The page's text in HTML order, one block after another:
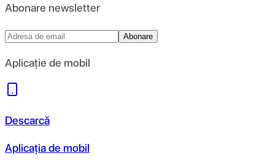
Abonare newsletter
Abonare
Aplicație de mobil
Descarcă
Aplicația de mobil